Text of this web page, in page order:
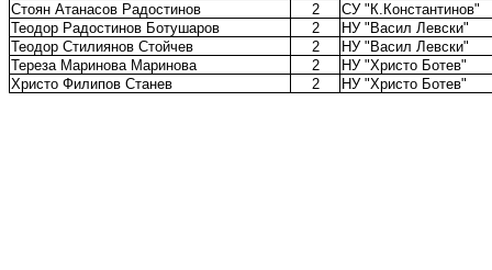
Стоян Атанасов Радостинов
2
СУ "К.Константинов"
Теодор Радостинов Ботушаров
2
НУ "Васил Левски"
Теодор Стилиянов Стойчев
2
НУ "Васил Левски"
Тереза Маринова Маринова
2
НУ "Христо Ботев"
Христо Филипов Станев
2 НУ "Христо Ботев"